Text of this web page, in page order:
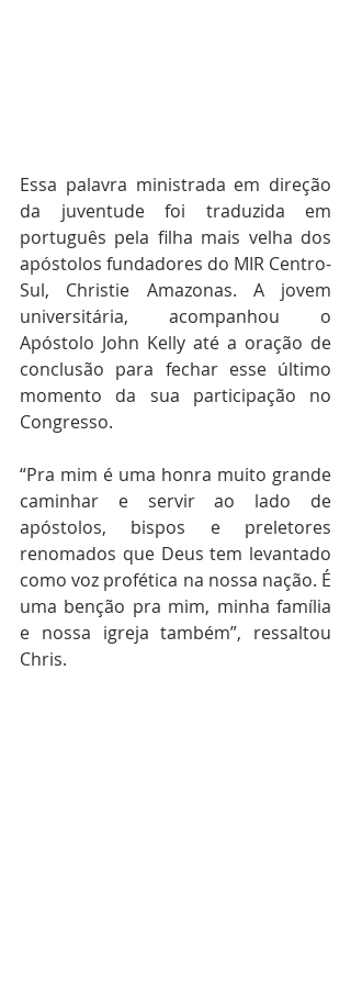
Essa palavra ministrada em direção
da juventude foi traduzida em
português pela filha mais velha dos
apóstolos fundadores do MIR Centro-
Sul, Christie Amazonas. A jovem
universitária, acompanhou o
Apóstolo John Kelly até a oração de
conclusão para fechar esse último
momento da sua participação no
Congresso.
“Pra mim é uma honra muito grande
caminhar e servir ao lado de
apóstolos, bispos e preletores
renomados que Deus tem levantado
como voz profética na nossa nação. É
uma benção pra mim, minha família
e nossa igreja também”, ressaltou
Chris.